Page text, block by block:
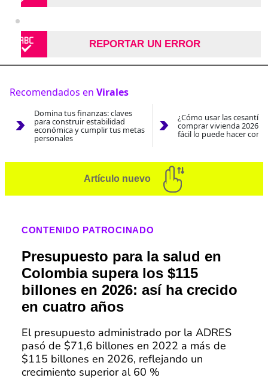
REPORTAR UN ERROR
Recomendados en Virales
Domina tus finanzas: claves
para construir estabilidad
económica y cumplir tus metas
personales
¿Cómo usar las
comprar vivienda 2026?
fácil lo puede hacer con
Artículo nuevo
CONTENIDO PATROCINADO
Presupuesto para la salud en
Colombia supera los $115
billones en 2026: así ha crecido
en cuatro años
El presupuesto administrado por la ADRES
pasó de $71,6 billones en 2022 a más de
$115 billones en 2026, reflejando un
crecimiento superior al 60 %